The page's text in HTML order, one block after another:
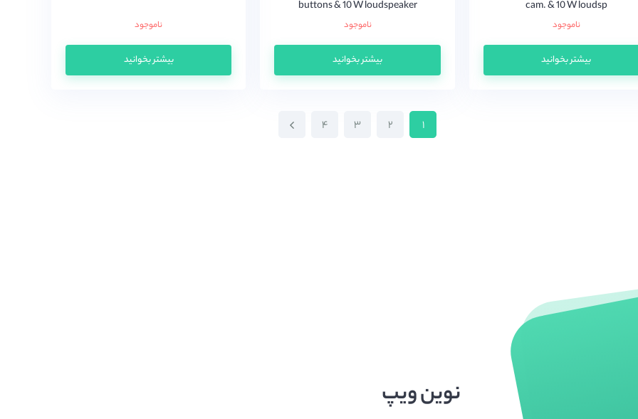
cam. & 10 W loudsp
ناموجود
بیشتر بخوانید
buttons & 10 W loudspeaker
ناموجود
بیشتر بخوانید
ناموجود
بیشتر بخوانید
۱ ۲ ۳ ۴
نوین ویپ